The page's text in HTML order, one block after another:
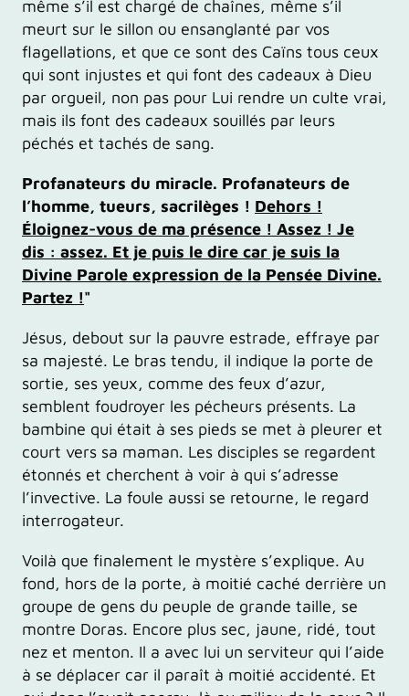
même s’il est chargé de chaînes, même s’il
meurt sur le sillon ou ensanglanté par vos
flagellations, et que ce sont des Caïns tous ceux
qui sont injustes et qui font des cadeaux à Dieu
par orgueil, non pas pour Lui rendre un culte vrai,
mais ils font des cadeaux souillés par leurs
péchés et tachés de sang.
Profanateurs du miracle. Profanateurs de
l’homme, tueurs, sacrilèges ! Dehors !
Éloignez-vous de ma présence ! Assez ! Je
dis : assez. Et je puis le dire car je suis la
Divine Parole expression de la Pensée Divine.
Partez !"
Jésus, debout sur la pauvre estrade, effraye par
sa majesté. Le bras tendu, il indique la porte de
sortie, ses yeux, comme des feux d’azur,
semblent foudroyer les pécheurs présents. La
bambine qui était à ses pieds se met à pleurer et
court vers sa maman. Les disciples se regardent
étonnés et cherchent à voir à qui s’adresse
l’invective. La foule aussi se retourne, le regard
interrogateur.
Voilà que finalement le mystère s’explique. Au
fond, hors de la porte, à moitié caché derrière un
groupe de gens du peuple de grande taille, se
montre Doras. Encore plus sec, jaune, ridé, tout
nez et menton. Il a avec lui un serviteur qui l’aide
à se déplacer car il paraît à moitié accidenté. Et